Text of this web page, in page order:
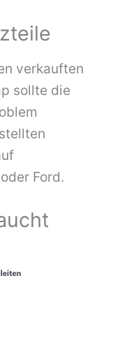
verkauften
sollte die
Ford.